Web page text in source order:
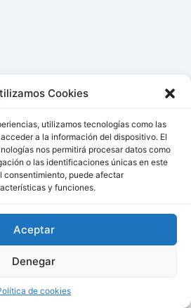
Cookies
utilizamos tecnologías como las
a la información del dispositivo. El
nos permitirá procesar datos como
o las identificaciones únicas en este
consentimiento, puede afectar
y funciones.
Aceptar
Denegar
de cookies
2026 San Miguel De Los Bancos |